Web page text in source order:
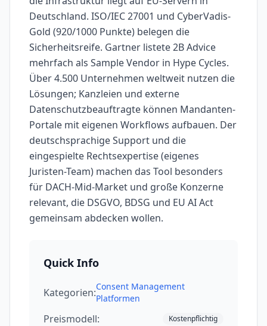
Deutschland. ISO/IEC 27001 und CyberVadis-
Gold (920/1000 Punkte) belegen die
Sicherheitsreife. Gartner listete 2B Advice
mehrfach als Sample Vendor in Hype Cycles.
Über 4.500 Unternehmen weltweit nutzen die
Lösungen; Kanzleien und externe
Datenschutzbeauftragte können Mandanten-
Portale mit eigenen Workflows aufbauen. Der
deutschsprachige Support und die
eingespielte Rechtsexpertise (eigenes
Juristen-Team) machen das Tool besonders
für DACH-Mid-Market und große Konzerne
relevant, die DSGVO, BDSG und EU AI Act
gemeinsam abdecken wollen.
Quick Info
Kategorien:Consent Management
Platformen
Preismodell: Kostenpflichtig